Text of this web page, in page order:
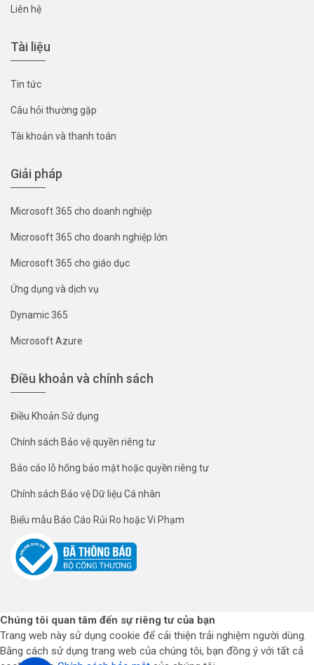
Liên hệ
Tài liệu
Tin tức
Câu hỏi thường gặp
Tài khoản và thanh toán
Giải pháp
Microsoft 365 cho doanh nghiệp
Microsoft 365 cho doanh nghiệp lớn
Microsoft 365 cho giáo dục
Ứng dụng và dịch vụ
Dynamic 365
Microsoft Azure
Điều khoản và chính sách
Điều Khoản Sử dụng
Chính sách Bảo vệ quyền riêng tư
Báo cáo lỗ hổng bảo mật hoặc quyền riêng tư
Chính sách Bảo vệ Dữ liệu Cá nhân
Biểu mẫu Báo Cáo Rủi Ro hoặc Vi Phạm
Chúng tôi quan tâm đến sự riêng tư của bạn
Trang web này sử dụng cookie để cải thiện trải nghiệm người dùng.
Bằng cách sử dụng trang web của chúng tôi, bạn đồng ý với tất cả